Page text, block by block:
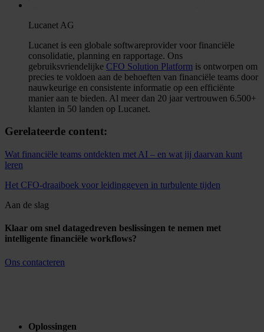
Lucanet AG
Lucanet is een globale softwareprovider voor financiële
consolidatie, planning en rapportage. Ons
gebruiksvriendelijke CFO Solution Platform is ontworpen om
precies te voldoen aan de behoeften van financiële teams door
nauwkeurige en consistente informatie op een efficiënte
manier aan te bieden. Al meer dan 20 jaar vertrouwen 6.500+
klanten in 50 landen op Lucanet.
Gerelateerde content:
Wat financiële teams ontdekten met AI – en wat jij daarvan kunt
leren
Het CFO-draaiboek voor leidinggeven in turbulente tijden
Aan de slag
Klaar om snel datagedreven beslissingen te nemen met
intelligente financiële workflows?
Ons contacteren
Oplossingen